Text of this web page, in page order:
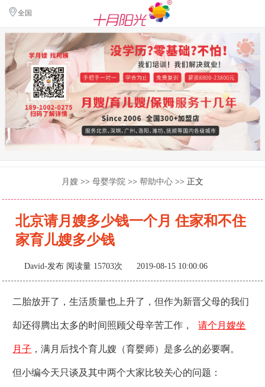
全国
月嫂 >> 母婴学院 >> 帮助中心 >> 正文
北京请月嫂多少钱一个月 住家和不住
家育儿嫂多少钱
David-发布 阅读量 15703次 2019-08-15 10:00:06
二胎放开了，生活质量也上升了，但作为新晋父母的我们
却还得腾出太多的时间照顾父母辛苦工作， 请个月嫂坐
月子 ，满月后找个育儿嫂（育婴师）是多么的必要啊。
但小编今天只谈及其中两个大家比较关心的问题：